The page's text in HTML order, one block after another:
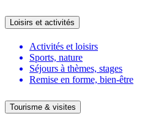
Loisirs et activités
Activités et loisirs
Sports, nature
Séjours à thèmes, stages
Remise en forme, bien-être
Tourisme & visites